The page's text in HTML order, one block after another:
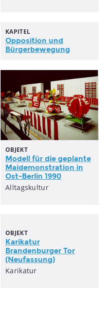
KAPITEL
Opposition und
Bürgerbewegung
OBJEKT
Modell für die geplante
Maidemonstration in
Ost-Berlin 1990
Alltagskultur
OBJEKT
Karikatur
Brandenburger Tor
(Neufassung)
Karikatur